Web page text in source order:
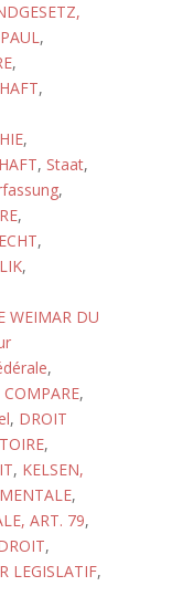
,
,
,
,
, Staat,
,
,
,
,
WEIMAR DU
,
,
, DROIT
,
, KELSEN,
,
ART. 79,
,
LEGISLATIF,